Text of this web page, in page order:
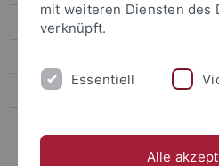
Downloads, Links, Studienpläne
Studienende
Aktuelles zum Studium
mit weiteren Diensten des
verknüpft.
Essentiell
Alle